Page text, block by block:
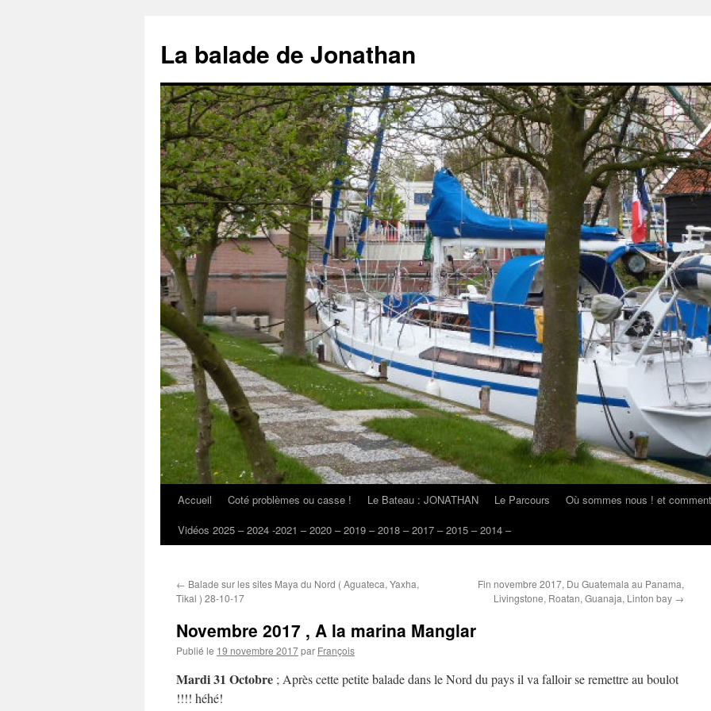
contenu
La balade de Jonathan
Accueil Coté problèmes ou casse ! Le Bateau : JONATHAN Le Parcours
Où sommes nous ! et
Vidéos 2025 – 2024 -2021 – 2020 – 2019 – 2018 – 2017 – 2015 – 2014 –
← Balade sur les sites Maya du Nord ( Aguateca, Yaxha,
Tikal ) 28-10-17
Fin novembre 2017, Du Guatemala au Panama,
Livingstone, Roatan, Guanaja, Linton bay →
Novembre 2017 , A la marina Manglar
Publié le 19 novembre 2017par François
Mardi 31 Octobre ; Après cette petite balade dans le Nord du pays il va falloir se remettre au boulot
!!!! héhé!